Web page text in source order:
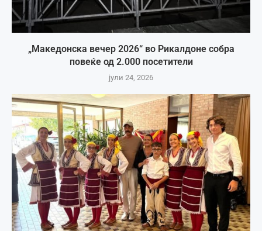
„Македонска вечер 2026“ во Рикалдоне собра
повеќе од 2.000 посетители
јули 24, 2026